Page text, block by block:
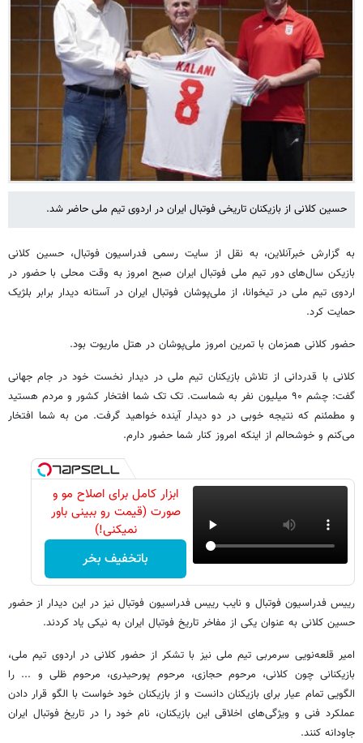
حسین کلانی از بازیکنان تاریخی فوتبال ایران در اردوی تیم ملی حاضر شد.
به گزارش خبرآنلاین، به نقل از سایت رسمی فدراسیون فوتبال، حسین کلانی
بازیکن سال‌های دور تیم ملی فوتبال ایران صبح امروز به وقت محلی با حضور در
اردوی تیم ملی در تیخوانا، از ملی‌پوشان فوتبال ایران در آستانه دیدار برابر بلژیک
حمایت کرد.
حضور کلانی همزمان با تمرین امروز ملی‌پوشان در هتل ماریوت بود.
کلانی با قدردانی از تلاش بازیکنان تیم ملی در دیدار نخست خود در جام جهانی
گفت: چشم ۹۰ میلیون نفر به شماست. تک تک شما افتخار کشور و مردم هستید
و مطمئنم که نتیجه خوبی در دو دیدار آینده خواهید گرفت. من به شما افتخار
می‌کنم و خوشحالم از اینکه امروز کنار شما حضور دارم.
ابزار کامل برای اصلاح مو و
صورت (قیمت رو ببینی باور
نمیکنی!)
باتخفیف بخر
رییس فدراسیون فوتبال و نایب رییس فدراسیون فوتبال نیز در این دیدار از حضور
حسین کلانی به عنوان یکی از مفاخر تاریخ فوتبال ایران به نیکی یاد کردند.
امیر قلعه‌نویی سرمربی تیم ملی نیز با تشکر از حضور کلانی در اردوی تیم ملی،
بازیکنانی چون کلانی، مرحوم حجازی، مرحوم پورحیدری، مرحوم ظلی و ... را
الگویی تمام عیار برای بازیکنان دانست و از بازیکنان خود خواست با الگو قرار دادن
عملکرد فنی و ویژگی‌های اخلاقی این بازیکنان، نام خود را در تاریخ فوتبال ایران
جاودانه کنند.